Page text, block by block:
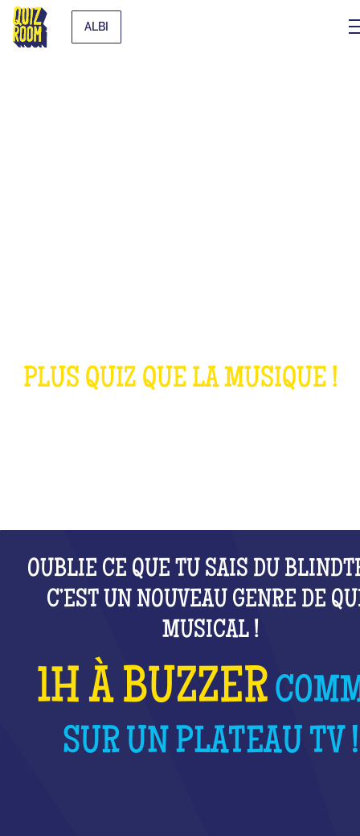
ALBI
PLUS QUIZ QUE LA MUSIQUE !
OUBLIE CE QUE TU SAIS DU
C’EST UN NOUVEAU GENRE DE
MUSICAL !
1H À BUZZER
SUR UN PLATEAU TV !